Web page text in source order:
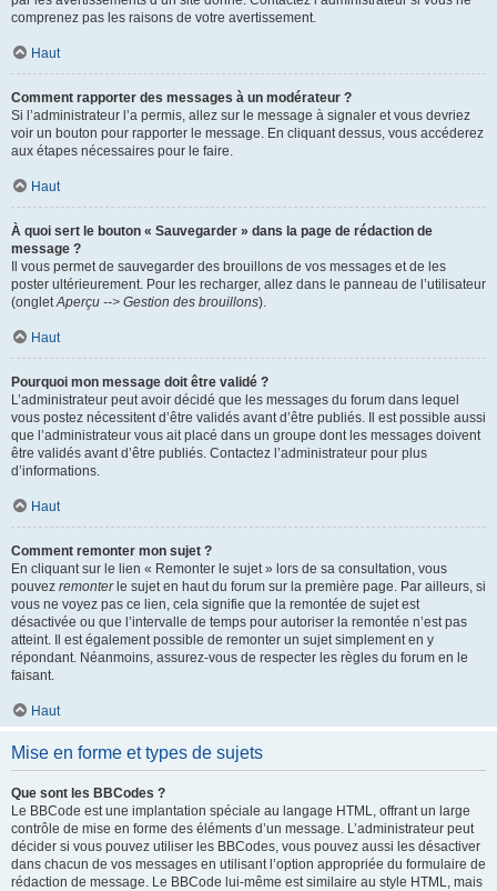
comprenez pas les raisons de votre avertissement.
Haut
Comment rapporter des messages à un modérateur ?
Si l’administrateur l’a permis, allez sur le message à signaler et vous devriez
voir un bouton pour rapporter le message. En cliquant dessus, vous accéderez
aux étapes nécessaires pour le faire.
Haut
À quoi sert le bouton « Sauvegarder » dans la page de rédaction de
message ?
Il vous permet de sauvegarder des brouillons de vos messages et de les
poster ultérieurement. Pour les recharger, allez dans le panneau de l’utilisateur
(ongletAperçu --> Gestion des brouillons).
Haut
Pourquoi mon message doit être validé ?
L’administrateur peut avoir décidé que les messages du forum dans lequel
vous postez nécessitent d’être validés avant d’être publiés. Il est possible aussi
que l’administrateur vous ait placé dans un groupe dont les messages doivent
être validés avant d’être publiés. Contactez l’administrateur pour plus
d’informations.
Haut
Comment remonter mon sujet ?
En cliquant sur le lien « Remonter le sujet » lors de sa consultation, vous
pouvez remonterle sujet en haut du forum sur la première page. Par ailleurs, si
vous ne voyez pas ce lien, cela signifie que la remontée de sujet est
désactivée ou que l’intervalle de temps pour autoriser la remontée n’est pas
atteint. Il est également possible de remonter un sujet simplement en y
répondant. Néanmoins, assurez-vous de respecter les règles du forum en le
faisant.
Haut
Mise en forme et types de sujets
Que sont les BBCodes ?
Le BBCode est une implantation spéciale au langage HTML, offrant un large
contrôle de mise en forme des éléments d’un message. L’administrateur peut
décider si vous pouvez utiliser les BBCodes, vous pouvez aussi les désactiver
dans chacun de vos messages en utilisant l’option appropriée du formulaire de
rédaction de message. Le BBCode lui-même est similaire au style HTML, mais